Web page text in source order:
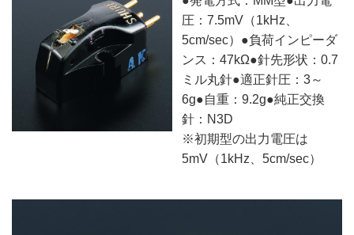
圧：7.5mV（1kHz、
5cm/sec）●負荷インピーダ
ンス：47kΩ●針先形状：0.7
ミル丸針●適正針圧：3～
6g●自重：9.2g●純正交換
針：N3D
※初期型の出力電圧は
5mV（1kHz、5cm/sec）